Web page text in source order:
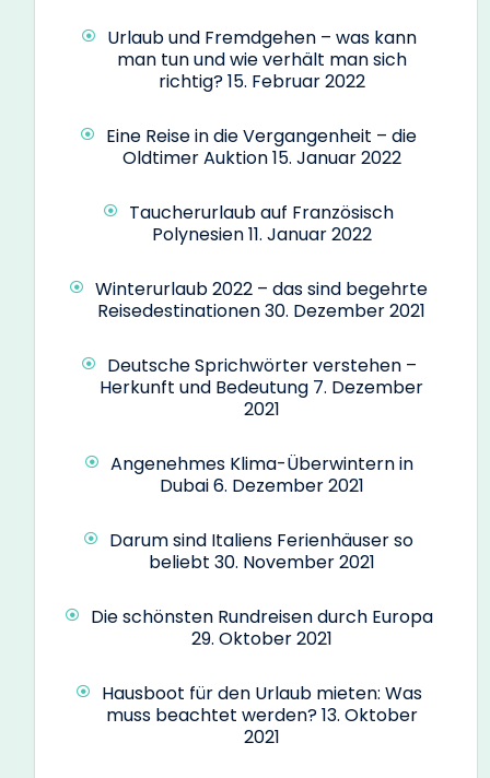
Urlaub und Fremdgehen – was kann
man tun und wie verhält man sich
richtig?15. Februar 2022
Eine Reise in die Vergangenheit – die
Oldtimer Auktion15. Januar 2022
Taucherurlaub auf Französisch
Polynesien11. Januar 2022
Winterurlaub 2022 – das sind begehrte
Reisedestinationen30. Dezember 2021
Deutsche Sprichwörter verstehen –
Herkunft und Bedeutung 7. Dezember
2021
Angenehmes Klima-Überwintern in
Dubai6. Dezember 2021
Darum sind Italiens Ferienhäuser so
beliebt 30. November 2021
Die schönsten Rundreisen durch Europa
29. Oktober 2021
Hausboot für den Urlaub mieten: Was
muss beachtet werden?13. Oktober
2021